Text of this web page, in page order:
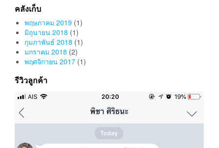
คลังเก็บ
พฤษภาคม 2019 (1)
มิถุนายน 2018 (1)
กุมภาพันธ์ 2018 (1)
มกราคม 2018 (2)
พฤศจิกายน 2017 (1)
รีวิวลูกค้า